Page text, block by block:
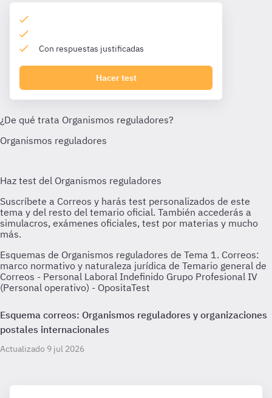
Con respuestas justificadas
Hacer test
Esquemas de Organismos reguladores de Tema 1. Correos:
marco normativo y naturaleza jurídica de Temario general de
Correos - Personal Laboral Indefinido Grupo Profesional IV
(Personal operativo) - OpositaTest
Esquema correos: Organismos reguladores y organizaciones
postales internacionales
Actualizado 9 jul 2026